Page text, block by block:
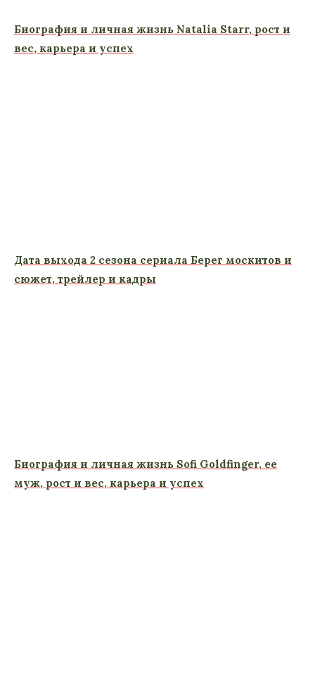
Биография и личная жизнь Natalia Starr, рост и
вес, карьера и успех
Дата выхода 2 сезона сериала Берег москитов и
сюжет, трейлер и кадры
Биография и личная жизнь Sofi Goldfinger, ее
муж, рост и вес, карьера и успех